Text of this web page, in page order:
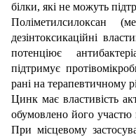
білки, які не можуть
Поліметилсилоксан
дезінтоксикаційні
потенціює
підтримує
рані на терапевтичному
Цинк має властивість
обумовлено його участю
При місцевому